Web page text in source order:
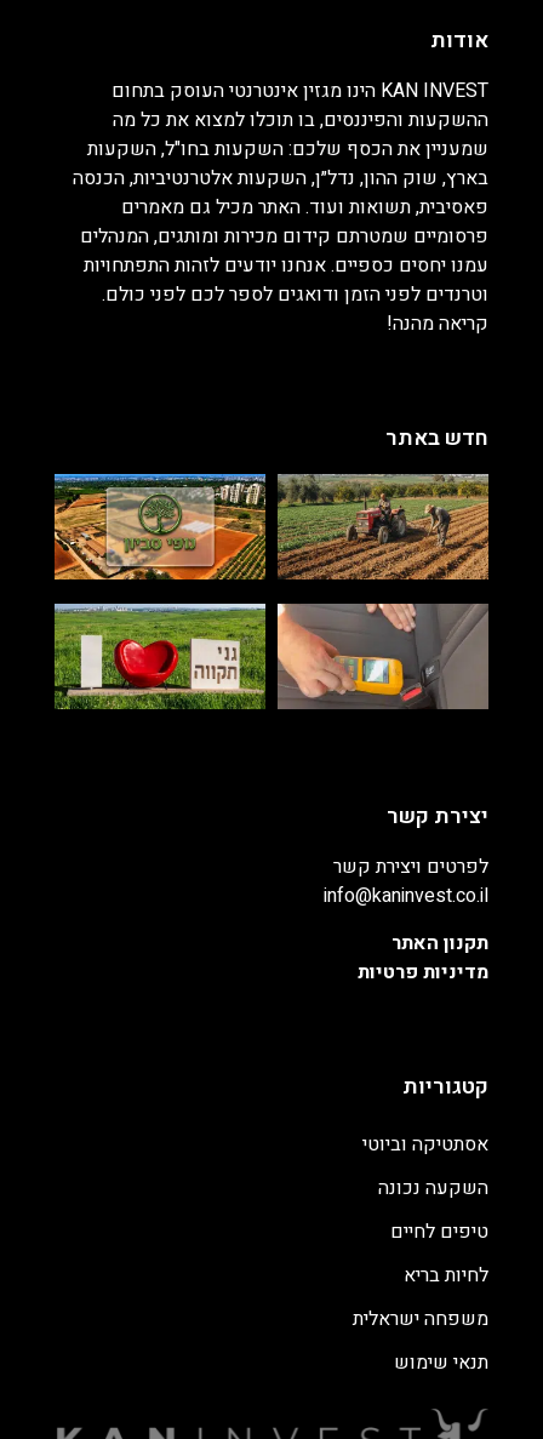
אודות
KAN INVEST הינו מגזין אינטרנטי העוסק בתחום
ההשקעות והפיננסים, בו תוכלו למצוא את כל מה
שמעניין את הכסף שלכם: השקעות בחו"ל, השקעות
בארץ, שוק ההון, נדל״ן, השקעות אלטרנטיביות, הכנסה
פאסיבית, תשואות ועוד. האתר מכיל גם מאמרים
פרסומיים שמטרתם קידום מכירות ומותגים, המנהלים
עמנו יחסים כספיים. אנחנו יודעים לזהות התפתחויות
וטרנדים לפני הזמן ודואגים לספר לכם לפני כולם.
קריאה מהנה!
חדש באתר
יצירת קשר
לפרטים ויצירת קשר
info@kaninvest.co.il
תקנון האתר
מדיניות פרטיות
קטגוריות
אסתטיקה וביוטי
השקעה נכונה
טיפים לחיים
לחיות בריא
משפחה ישראלית
תנאי שימוש